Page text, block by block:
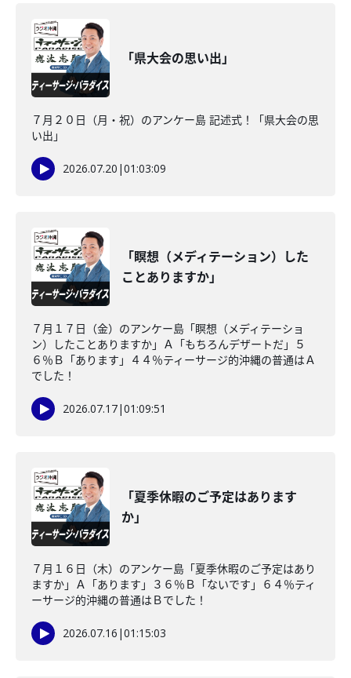
「県大会の思い出」
７月２０日（月・祝）のアンケー島 記述式！「県大会の思
い出」
2026.07.20 |01:03:09
「瞑想（メディテーション）した
ことありますか」
７月１７日（金）のアンケー島「瞑想（メディテーショ
ン）したことありますか」Ａ「もちろんデザートだ」５
６％Ｂ「あります」４４％ティーサージ的沖縄の普通はＡ
でした！
2026.07.17|01:09:51
「夏季休暇のご予定はあります
か」
７月１６日（木）のアンケー島「夏季休暇のご予定はあり
ますか」Ａ「あります」３６％Ｂ「ないです」６４％ティ
ーサージ的沖縄の普通はＢでした！
2026.07.16 |01:15:03